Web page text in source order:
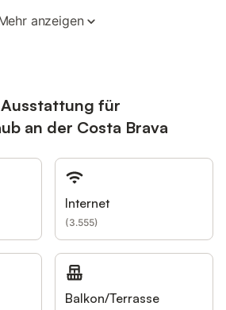
anzeigen
für
an der Costa Brava
Internet
(3.555)
Balkon/Terrasse